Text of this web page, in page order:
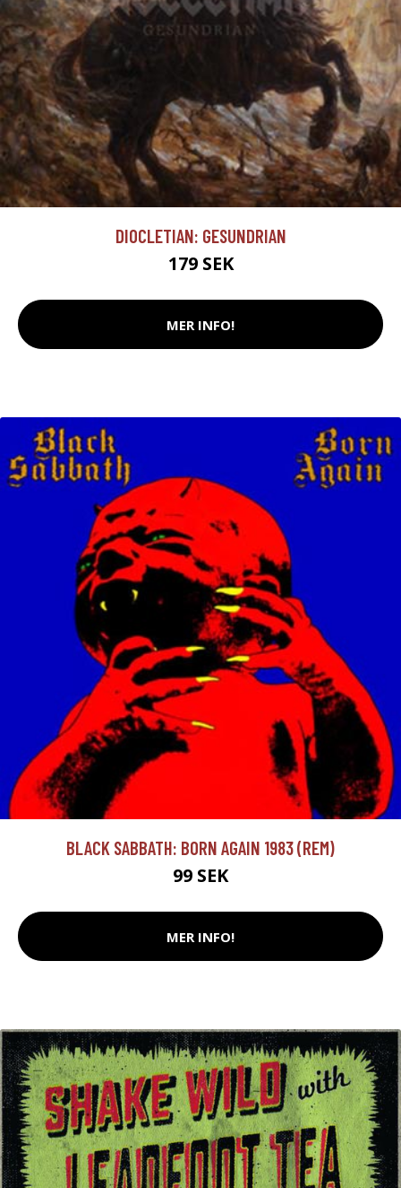
DIOCLETIAN: GESUNDRIAN
179 SEK
MER INFO!
BLACK SABBATH: BORN AGAIN 1983 (REM)
99 SEK
MER INFO!